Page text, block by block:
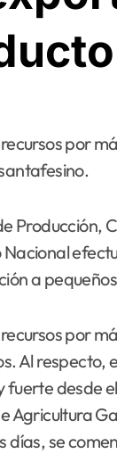
Producción,
a
por
Al respecto,
fuerte desde
Agricultura
días, se